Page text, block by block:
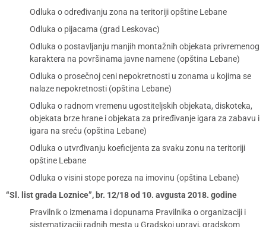
Odluka o određivanju zona na teritoriji opštine Lebane
Odluka o pijacama (grad Leskovac)
Odluka o postavljanju manjih montažnih objekata privremenog
karaktera na površinama javne namene (opština Lebane)
Odluka o prosečnoj ceni nepokretnosti u zonama u kojima se
nalaze nepokretnosti (opština Lebane)
Odluka o radnom vremenu ugostiteljskih objekata, diskoteka,
objekata brze hrane i objekata za priređivanje igara za zabavu i
igara na sreću (opština Lebane)
Odluka o utvrđivanju koeficijenta za svaku zonu na teritoriji
opštine Lebane
Odluka o visini stope poreza na imovinu (opština Lebane)
“Sl. list grada Loznice”, br. 12/18 od 10. avgusta 2018. godine
Pravilnik o izmenama i dopunama Pravilnika o organizaciji i
sistematizaciji radnih mesta u Gradskoj upravi, gradskom